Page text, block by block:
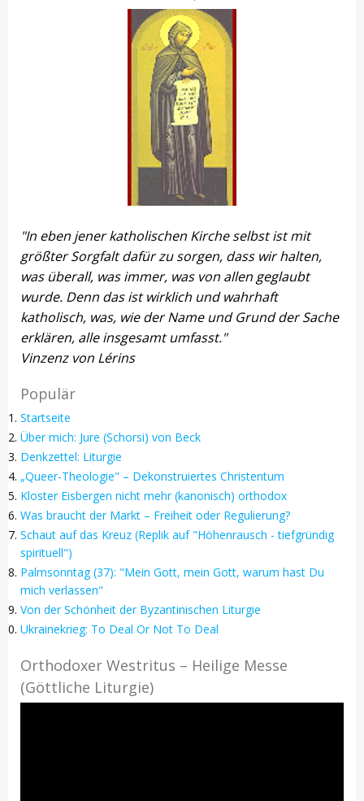
"In eben jener katholischen Kirche selbst ist mit
größter Sorgfalt dafür zu sorgen, dass wir halten,
was überall, was immer, was von allen geglaubt
wurde. Denn das ist wirklich und wahrhaft
katholisch, was, wie der Name und Grund der Sache
erklären, alle insgesamt umfasst."
Vinzenz von Lérins
Populär
Startseite
Über mich: Jure (Schorsi) von Beck
Denkzettel: Liturgie
„Queer-Theologie" – Dekonstruiertes Christentum
Kloster Eisbergen nicht mehr (kanonisch) orthodox
Was braucht der Markt – Freiheit oder Regulierung?
Schaut auf das Kreuz (Replik auf "Höhenrausch - tiefgründig
spirituell")
Palmsonntag (37): "Mein Gott, mein Gott, warum hast Du
mich verlassen"
Von der Schönheit der Byzantinischen Liturgie
Ukrainekrieg: To Deal Or Not To Deal
Orthodoxer Westritus – Heilige Messe
(Göttliche Liturgie)